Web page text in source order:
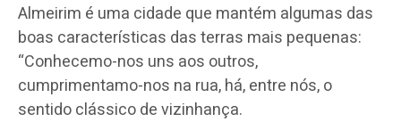
Almeirim é uma cidade que mantém algumas das
boas características das terras mais pequenas:
“Conhecemo-nos uns aos outros,
cumprimentamo-nos na rua, há, entre nós, o
sentido clássico de vizinhança.